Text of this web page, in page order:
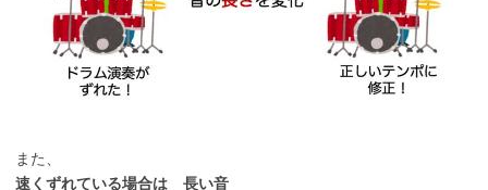
また、
速くずれている場合は 長い音